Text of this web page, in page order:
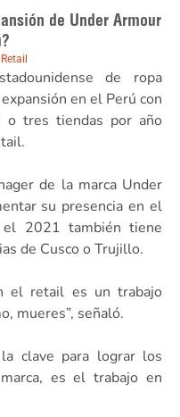
de Under Armour
Retail
de ropa
en el Perú con
tres tiendas por año
de la marca Under
su presencia en el
2021 también tiene
de Cusco o Trujillo.
el retail es un trabajo
mueres”, señaló.
clave para lograr los
es el trabajo en